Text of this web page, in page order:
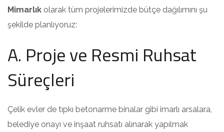
Mimarlık olarak tüm projelerimizde bütçe dağılımını şu
şekilde planlıyoruz:
A. Proje ve Resmi Ruhsat
Süreçleri
Çelik evler de tıpkı betonarme binalar gibi imarlı arsalara,
belediye onayı ve inşaat ruhsatı alınarak yapılmak